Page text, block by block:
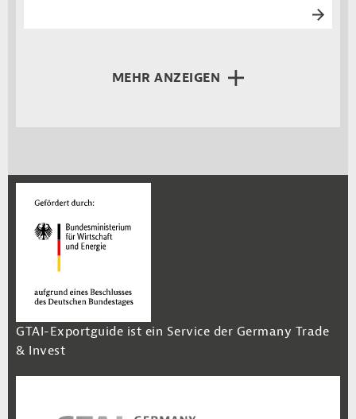
MEHR ANZEIGEN
GTAI-Exportguide ist ein Service der Germany Trade
& Invest